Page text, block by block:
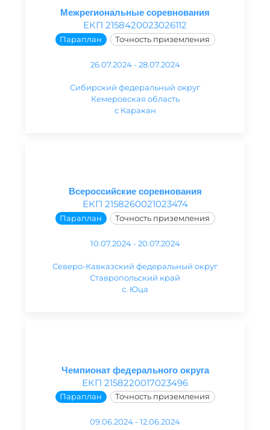
Межрегиональные соревнования
ЕКП 2158420023026112
Параплан Точность приземления
26.07.2024 - 28.07.2024
Сибирский федеральный округ
Кемеровская область
с Каракан
Всероссийские соревнования
ЕКП 2158260021023474
Параплан Точность приземления
10.07.2024 - 20.07.2024
Северо-Кавказский федеральный округ
Ставропольский край
с. Юца
Чемпионат федерального округа
ЕКП 2158220017023496
Параплан Точность приземления
09.06.2024 - 12.06.2024